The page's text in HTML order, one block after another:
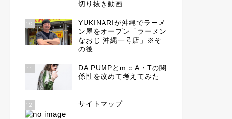
切り抜き動画
10
YUKINARIが沖縄でラーメ
ン屋をオープン「ラーメン
なおじ 沖縄一号店」※そ
の後…
11
DA PUMPとm.c.A・Tの関
係性を改めて考えてみた
12 サイトマップ